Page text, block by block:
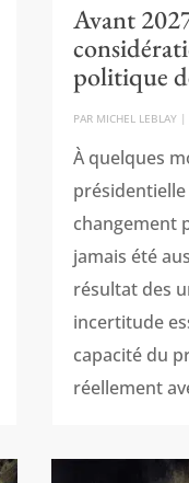
Avant
politique
PAR MICHEL LEBLAY|
À quelques
présidentielle
changement
jamais été
résultat des
incertitude
capacité du
réellement